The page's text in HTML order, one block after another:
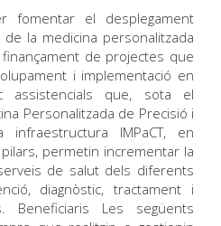
fomentar el desplegament
la medicina personalitzada
de projectes que
i implementació en
assistencials que, sota el
Personalitzada de Precisió i
IMPaCT, en
permetin incrementar la
de salut dels diferents
diagnòstic, tractament i
Beneficiaris Les següents